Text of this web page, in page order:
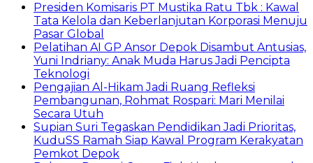
Presiden Komisaris PT Mustika Ratu Tbk : Kawal
Tata Kelola dan Keberlanjutan Korporasi Menuju
Pasar Global
Pelatihan AI GP Ansor Depok Disambut Antusias,
Yuni Indriany: Anak Muda Harus Jadi Pencipta
Teknologi
Pengajian Al-Hikam Jadi Ruang Refleksi
Pembangunan, Rohmat Rospari: Mari Menilai
Secara Utuh
Supian Suri Tegaskan Pendidikan Jadi Prioritas,
KuduSS Ramah Siap Kawal Program Kerakyatan
Pemkot Depok